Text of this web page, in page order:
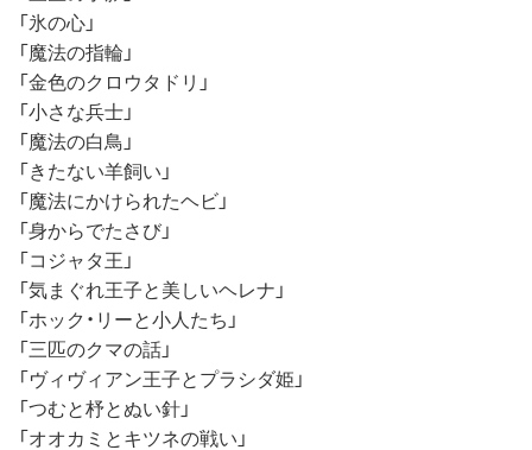
「氷の心」
「魔法の指輪」
「金色のクロウタドリ」
「小さな兵士」
「魔法の白鳥」
「きたない羊飼い」
「魔法にかけられたヘビ」
「身からでたさび」
「コジャタ王」
「気まぐれ王子と美しいヘレナ」
「ホック・リーと小人たち」
「三匹のクマの話」
「ヴィヴィアン王子とプラシダ姫」
「つむと杼とぬい針」
「オオカミとキツネの戦い」